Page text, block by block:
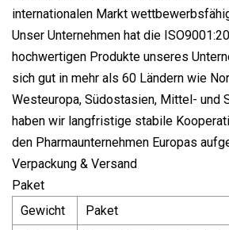
internationalen Markt
Unser Unternehmen hat die
hochwertigen Produkte unseres
sich gut in mehr als 60 Ländern wie
Westeuropa, Südostasien, Mittel- und
haben wir langfristige stabile
den Pharmaunternehmen Europas
Verpackung & Versand
Paket
Gewicht
Paket